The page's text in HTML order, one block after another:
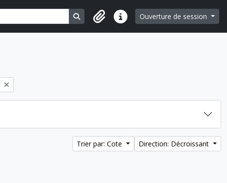
Search in browse page
Liens rapidesOuverture de session
Trier par: Cote Direction: Décroissant